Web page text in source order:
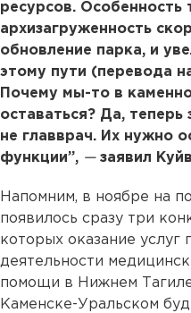
ресурсов. Особенность
архизагруженность
обновление парка, и
этому пути (перевода
Почему мы-то в
оставаться? Да, теперь
не главврач. Их нужно
функции”, —заявил
Напомним, в ноябре на
появилось сразу три
которых оказание услуг
деятельности
помощи в Нижнем
Каменске-Уральском